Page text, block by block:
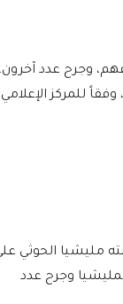
وجرح عدد آخرون،
للمركز الإعلامي
مليشيا الحوثي
المعارك أسفرت عن مصرع أكثر من 46 فرداً من المليشيا وجرح عدد